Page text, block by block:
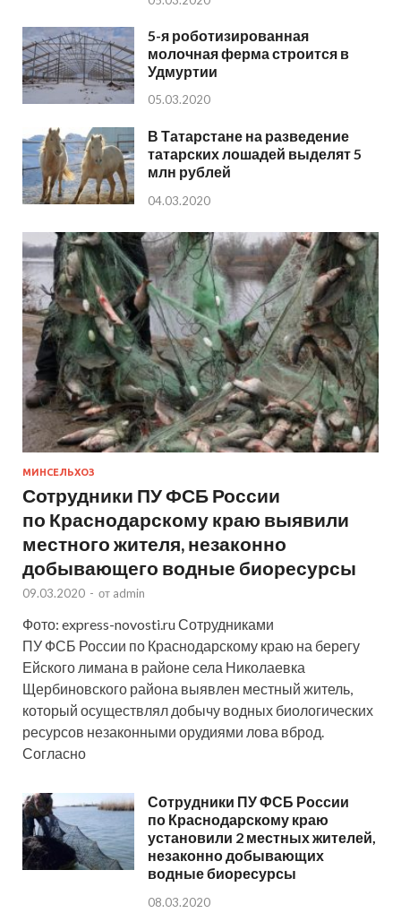
5-я роботизированная
молочная ферма строится в
Удмуртии
05.03.2020
В Татарстане на разведение
татарских лошадей выделят 5
млн рублей
04.03.2020
МИНСЕЛЬХОЗ
Сотрудники ПУ ФСБ России
по Краснодарскому краю выявили
местного жителя, незаконно
добывающего водные биоресурсы
09.03.2020 - от admin
Фото: express-novosti.ru Сотрудниками
ПУ ФСБ России по Краснодарскому краю на берегу
Ейского лимана в районе села Николаевка
Щербиновского района выявлен местный житель,
который осуществлял добычу водных биологических
ресурсов незаконными орудиями лова вброд.
Согласно
Сотрудники ПУ ФСБ России
по Краснодарскому краю
установили 2 местных жителей,
незаконно добывающих
водные биоресурсы
08.03.2020